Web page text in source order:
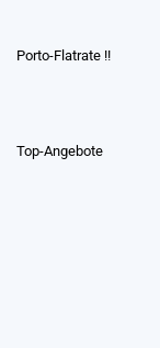
Porto-Flatrate !!
Top-Angebote